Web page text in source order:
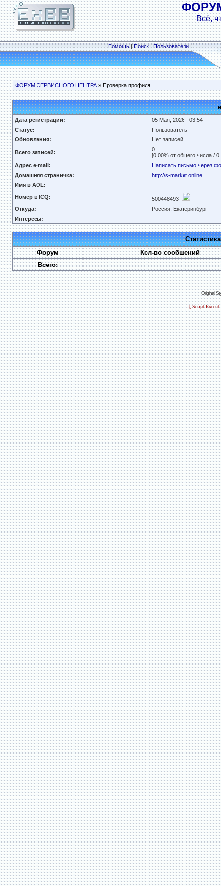
Всё,
|Помощь|Поиск|Пользователи|
ФОРУМ СЕРВИСНОГО ЦЕНТРА» Проверка профиля
Дата регистрации:
05 Мая, 2026 - 03:54
Статус:
Пользователь
Обновления:
Нет записей
Всего записей:
0
[0.00% от общего числа /
Адрес e-mail:
Написать письмо через
Домашняя страничка:
http://s-market.online
Имя в AOL:
Номер в ICQ:
500448493
Откуда:
Россия, Екатеринбург
Интересы:
Форум
Кол-во сообщений
Всего:
Original
[ Script